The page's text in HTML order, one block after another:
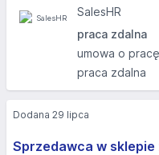
SalesHR
praca zdalna
umowa o pracę
praca zdalna
Sprzedawca w sklepie
Dodana 29 lipca